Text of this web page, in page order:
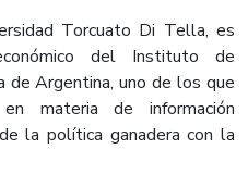
Torcuato Di Tella, es
del Instituto de
de Argentina, uno de los que
materia de información
la política ganadera con la